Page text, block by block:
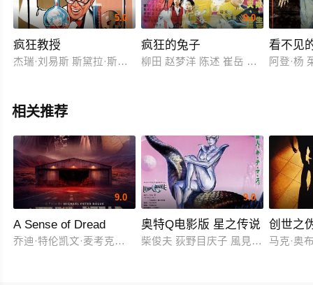
5.0
疯狂教授
杰瑞·刘易斯 斯黛拉·斯蒂文斯 德尔穆尔
9.0
疯狂的兔子
柳田 赵梦洋 陈述 崔岳 黄迎 常蓝天
看不见
阿登·杨
相关推荐
9.0
A Sense of Dread
乔迪·特伦凯文·麦考克尔虹膜
9.0
奥特Q电影版 星之传说
柴俊夫 荻野目庆子 風見しんご
创世之
马克·奥